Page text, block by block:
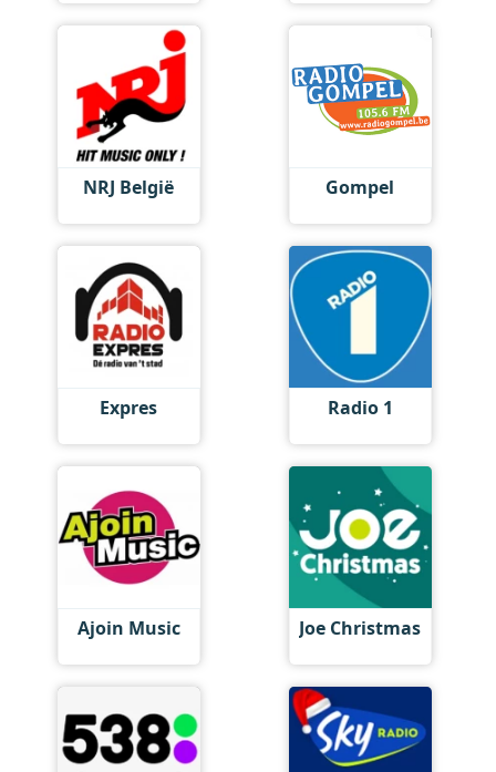
NRJ België Gompel
Expres Radio 1
Ajoin Music Joe Christmas